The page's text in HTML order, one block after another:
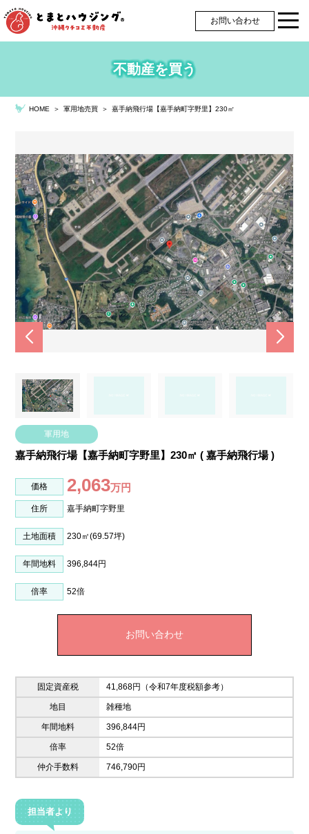
お問い合わせ
不動産を買う
HOME ＞ 軍用地売買 ＞ 嘉手納飛行場【嘉手納町字野里】230㎡
軍用地
嘉手納飛行場【嘉手納町字野里】230㎡( 嘉手納飛行場)
価格 2,063万円
住所 嘉手納町字野里
土地面積 230㎡(69.57坪)
年間地料 396,844円
倍率 52倍
お問い合わせ
固定資産税 41,868円（令和7年度税額参考）
地目 雑種地
年間地料 396,844円
倍率 52倍
仲介手数料 746,790円
担当者より